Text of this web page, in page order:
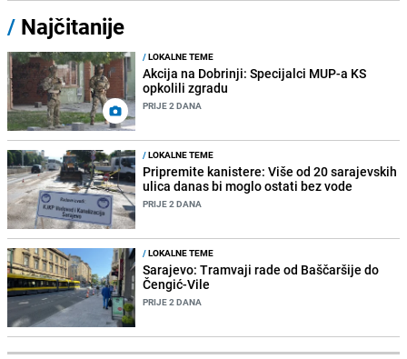
/ Najčitanije
/LOKALNE TEME
Akcija na Dobrinji: Specijalci MUP-a KS
opkolili zgradu
PRIJE 2 DANA
/LOKALNE TEME
Pripremite kanistere: Više od 20 sarajevskih
ulica danas bi moglo ostati bez vode
PRIJE 2 DANA
/LOKALNE TEME
Sarajevo: Tramvaji rade od Baščaršije do
Čengić-Vile
PRIJE 2 DANA